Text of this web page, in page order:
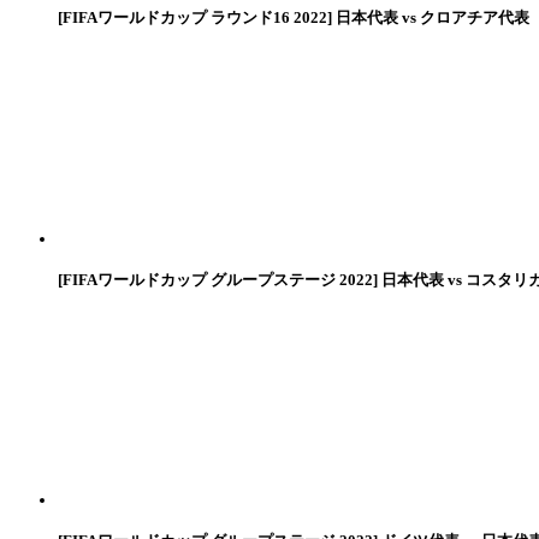
[FIFAワールドカップ ラウンド16 2022] 日本代表 vs クロアチア代表
[FIFAワールドカップ グループステージ 2022] 日本代表 vs コスタリ